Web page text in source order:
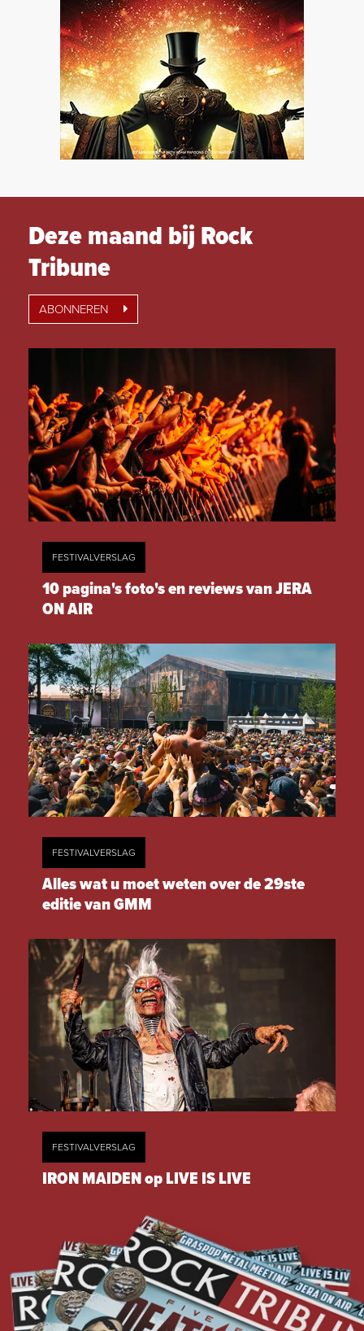
Deze maand bij Rock
Tribune
ABONNEREN
FESTIVALVERSLAG
10 pagina's foto's en reviews van JERA
ON AIR
FESTIVALVERSLAG
Alles wat u moet weten over de 29ste
editie van GMM
FESTIVALVERSLAG
IRON MAIDEN op LIVE IS LIVE